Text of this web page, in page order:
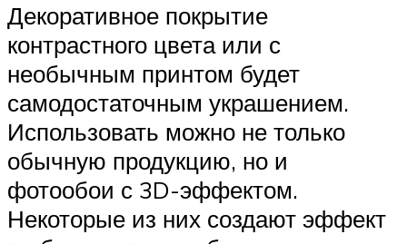
Декоративное покрытие
контрастного цвета или с
необычным принтом будет
самодостаточным украшением.
Использовать можно не только
обычную продукцию, но и
фотообои с 3D-эффектом.
Некоторые из них создают эффект